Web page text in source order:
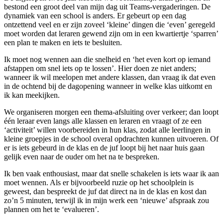
bestond een groot deel van mijn dag uit Teams-vergaderingen. De
dynamiek van een school is anders. Er gebeurt op een dag
ontzettend veel en er zijn zoveel ‘kleine’ dingen die ‘even’ geregeld
moet worden dat leraren gewend zijn om in een kwartiertje ‘sparren’
een plan te maken en iets te besluiten.
Ik moet nog wennen aan die snelheid en ‘het even kort op iemand
afstappen om snel iets op te lossen’. Hier doen ze niet anders;
wanneer ik wil meelopen met andere klassen, dan vraag ik dat even
in de ochtend bij de dagopening wanneer in welke klas uitkomt en
ik kan meekijken.
We organiseren morgen een thema-afsluiting over verkeer; dan loopt
één leraar even langs alle klassen en leraren en vraagt of ze een
‘activiteit’ willen voorbereiden in hun klas, zodat alle leerlingen in
kleine groepjes in de school overal opdrachten kunnen uitvoeren. Of
er is iets gebeurd in de klas en de juf loopt bij het naar huis gaan
gelijk even naar de ouder om het na te bespreken.
Ik ben vaak enthousiast, maar dat snelle schakelen is iets waar ik aan
moet wennen. Als er bijvoorbeeld ruzie op het schoolplein is
geweest, dan bespreekt de juf dat direct na in de klas en kost dan
zo’n 5 minuten, terwijl ik in mijn werk een ‘nieuwe’ afspraak zou
plannen om het te ‘evalueren’.